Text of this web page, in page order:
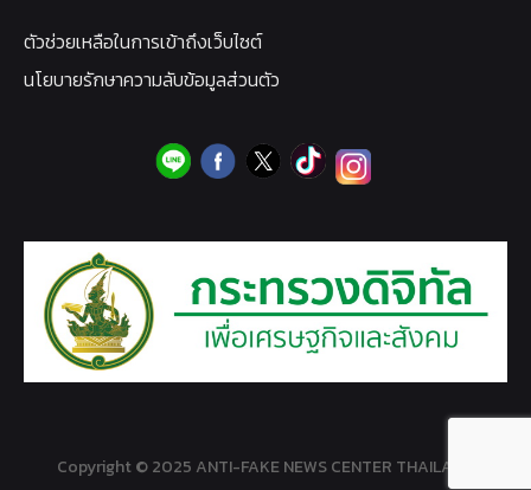
ตัวช่วยเหลือในการเข้าถึงเว็บไซต์
นโยบายรักษาความลับข้อมูลส่วนตัว
Copyright © 2025 ANTI-FAKE NEWS CENTER THAILAND